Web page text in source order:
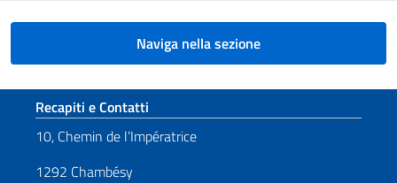
Naviga nella sezione
Sezione footer
Recapiti e Contatti
10, Chemin de l’Impératrice
1292 Chambésy